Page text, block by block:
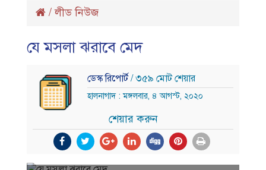
/লীড নিউজ
যে মসলা ঝরাবে মেদ
ডেস্ক রিপোর্ট/ ৩৫৯ মোট শেয়ার
হালনাগাদ : মঙ্গলবার, ৪ আগস্ট, ২০২০
শেয়ার করুন